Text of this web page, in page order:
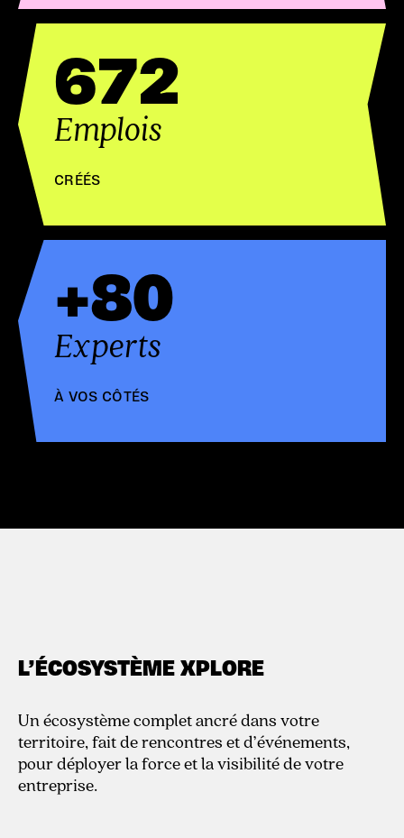
672
Emplois
CRÉÉS
+80
Experts
À VOS CÔTÉS
L’ÉCOSYSTÈME XPLORE
Un écosystème complet ancré dans votre
territoire, fait de rencontres et d’événements,
pour déployer la force et la visibilité de votre
entreprise.